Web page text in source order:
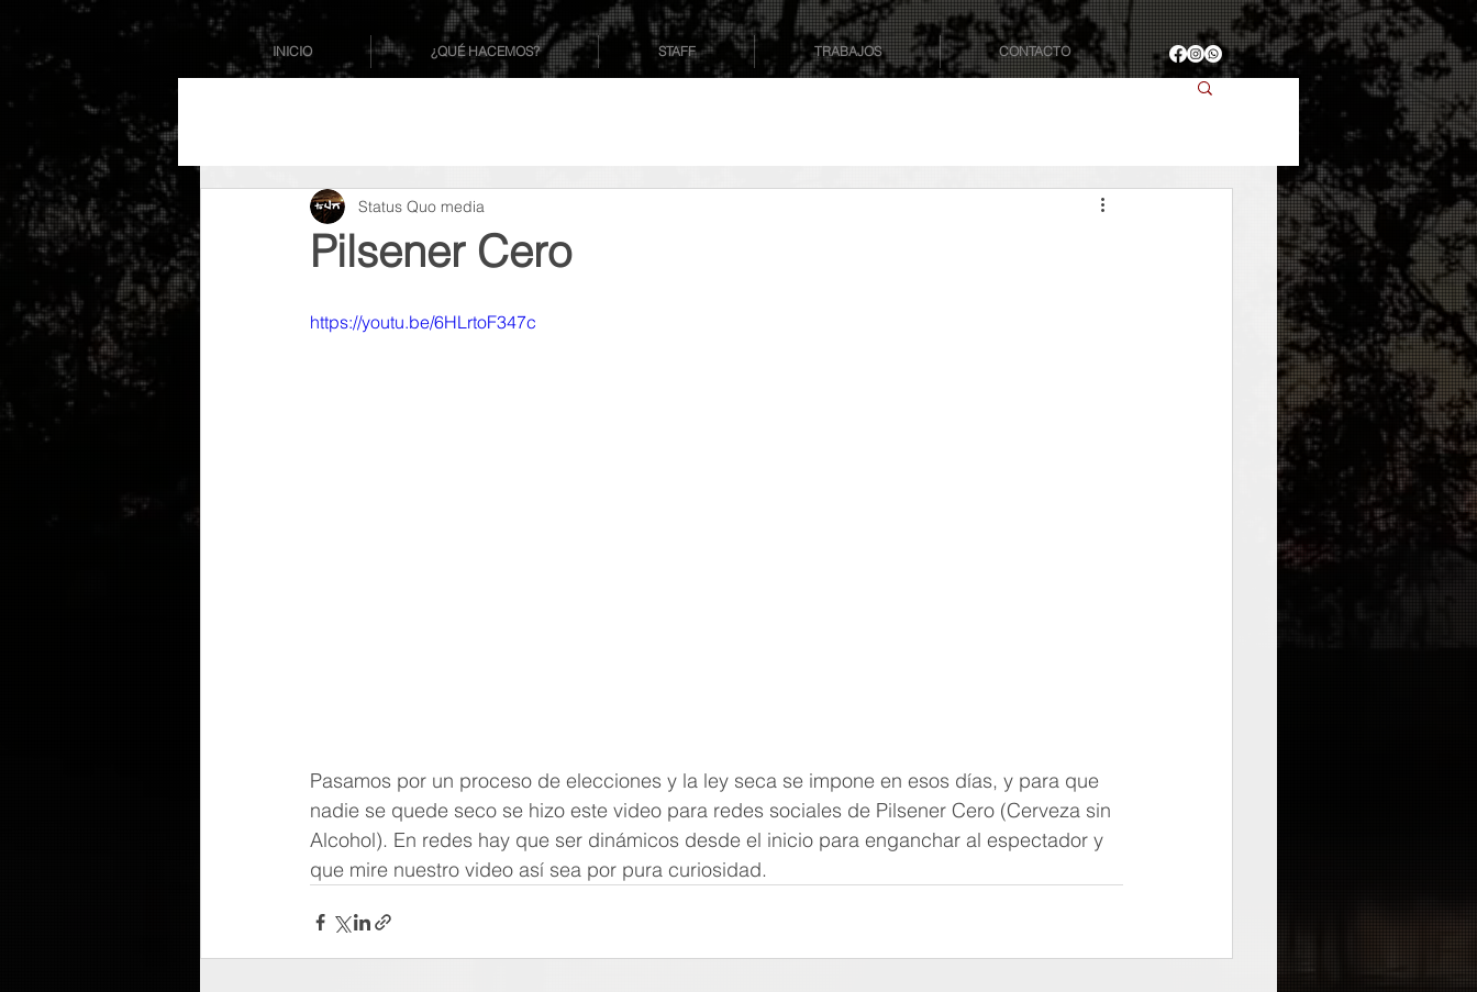
INICIO ¿QUÉ HACEMOS? STAFF TRABAJOS CONTACTO
Pilsener Cero
Status Quo media
https://youtu.be/6HLrtoF347c
Pasamos por un proceso de elecciones y la ley seca se impone en esos días, y para que
nadie se quede seco se hizo este video para redes sociales de Pilsener Cero (Cerveza sin
Alcohol). En redes hay que ser dinámicos desde el inicio para enganchar al espectador y
que mire nuestro video así sea por pura curiosidad.